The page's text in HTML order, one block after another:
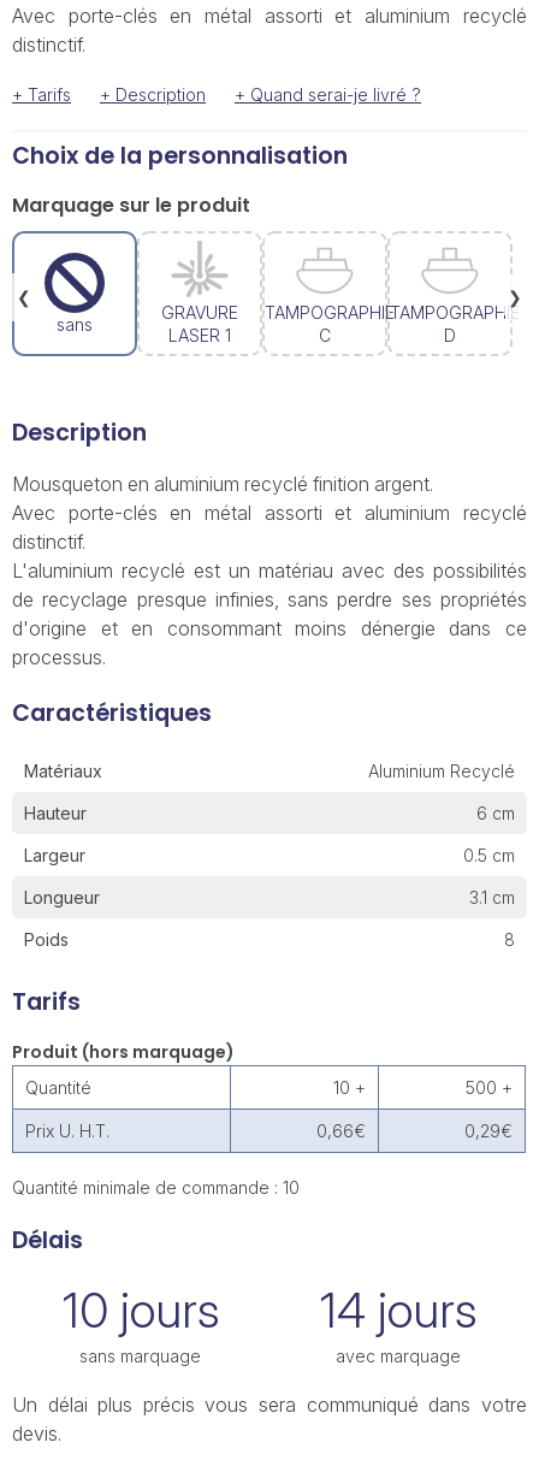
Avec porte-clés en métal assorti et aluminium recyclé
distinctif.
+ Tarifs + Description + Quand serai-je livré ?
Choix de la personnalisation
Marquage sur le produit
sans
GRAVURE
LASER 1
TAMPOGRAPHIE
C
TAMPOGRAPHIE
D
❯
❮
Description
Mousqueton en aluminium recyclé finition argent.
Avec porte-clés en métal assorti et aluminium recyclé
distinctif.
L'aluminium recyclé est un matériau avec des possibilités
de recyclage presque infinies, sans perdre ses propriétés
d'origine et en consommant moins dénergie dans ce
processus.
Caractéristiques
Matériaux Aluminium Recyclé
Hauteur 6 cm
Largeur 0.5 cm
Longueur 3.1 cm
Poids 8
Tarifs
Produit (hors marquage)
Quantité 10 + 500 +
Prix U. H.T. 0,66€ 0,29€
Quantité minimale de commande : 10
Délais
10 jours
sans marquage
14 jours
avec marquage
Un délai plus précis vous sera communiqué dans votre
devis.